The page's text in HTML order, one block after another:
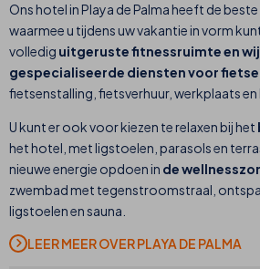
Ons hotel in Playa de Palma heeft de
waarmee u tijdens uw vakantie in vorm
volledig uitgeruste fitnessruimte en
gespecialiseerde diensten voor
fietsenstalling, fietsverhuur, werkplaats en
U kunt er ook voor kiezen te relaxen bij het
het hotel, met ligstoelen, parasols en
nieuwe energie opdoen in de
zwembad met tegenstroomstraal,
ligstoelen en sauna.
LEER MEER OVER PLAYA DE PALMA